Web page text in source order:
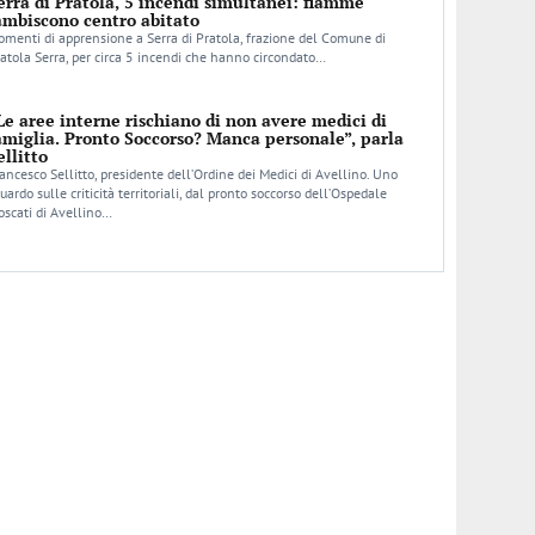
centro abitato
di apprensione a Serra di Pratola, frazione del Comune di
Serra, per circa 5 incendi che hanno circondato…
aree interne rischiano di non avere medici di
Pronto Soccorso? Manca personale”, parla
Sellitto, presidente dell’Ordine dei Medici di Avellino. Uno
sulle criticità territoriali, dal pronto soccorso dell’Ospedale
di Avellino…